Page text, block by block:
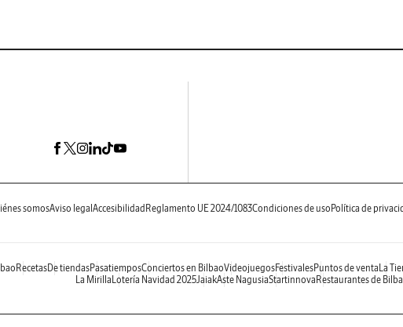
somosAviso legal Accesibilidad Reglamento UE 2024/1083Condiciones de uso Política de
RecetasDe tiendasPasatiemposConciertos en BilbaoVideojuegosFestivalesPuntos de venta La
La Mirilla Lotería Navidad 2025JaiakAste NagusiaStartinnova Restaurantes de